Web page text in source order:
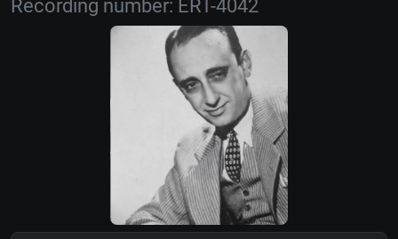
Recording number: ERT-4042